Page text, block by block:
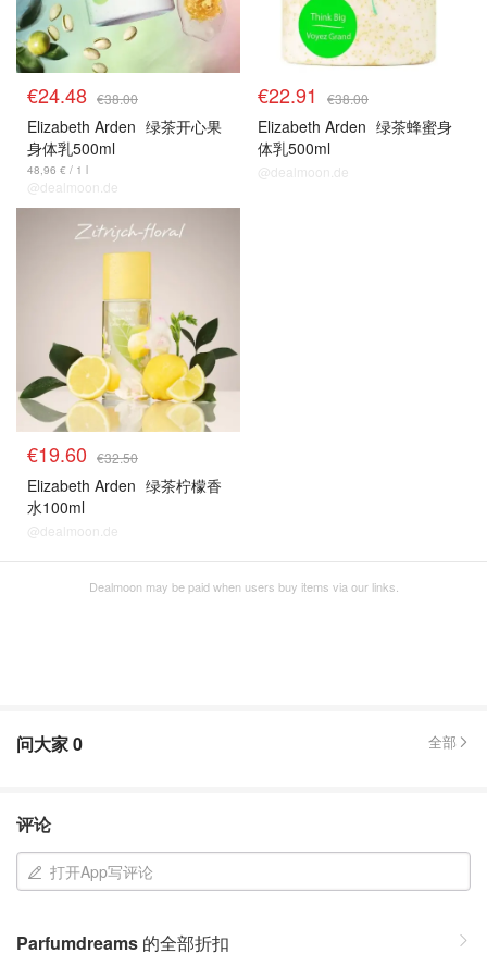
€24.48 €38.00
Elizabeth Arden 绿茶开心果
身体乳500ml
48,96 € / 1 l
@dealmoon.de
€22.91 €38.00
Elizabeth Arden 绿茶蜂蜜身
体乳500ml
@dealmoon.de
€19.60 €32.50
Elizabeth Arden 绿茶柠檬香
水100ml
@dealmoon.de
Dealmoon may be paid when users buy items via our links.
问大家0 全部
评论
打开App写评论
Parfumdreams 的全部折扣